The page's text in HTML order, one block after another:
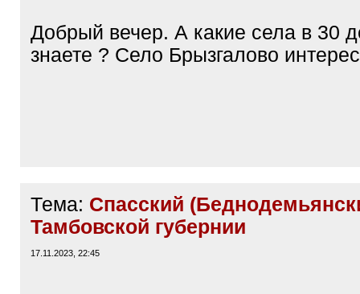
]
Добрый вечер. А какие села в 30
знаете ? Село Брызгалово
Тема: Спасский
Тамбовской губернии
17.11.2023, 22:45